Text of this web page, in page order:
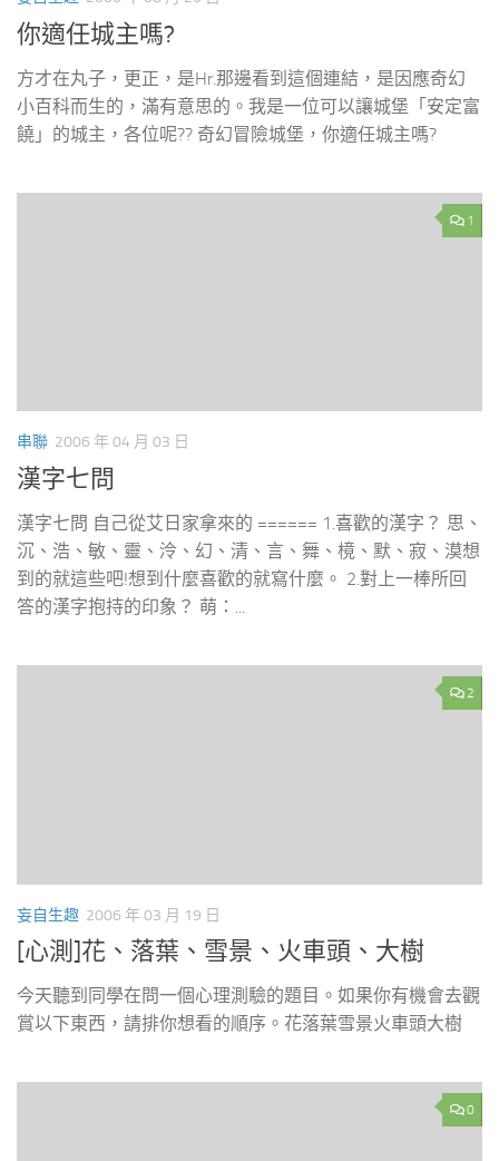
你適任城主嗎?
方才在丸子，更正，是Hr.那邊看到這個連結，是因應奇幻
小百科而生的，滿有意思的。我是一位可以讓城堡「安定富
饒」的城主，各位呢?? 奇幻冒險城堡，你適任城主嗎?
1
串聯 2006 年 04 月 03 日
漢字七問
漢字七問 自己從艾日家拿來的 ====== 1.喜歡的漢字？ 思、
沉、浩、敏、靈、泠、幻、清、言、舞、樈、默、寂、漠想
到的就這些吧!想到什麼喜歡的就寫什麼。 2.對上一棒所回
答的漢字抱持的印象？ 萌：...
2
妄自生趣 2006 年 03 月 19 日
[心測]花、落葉、雪景、火車頭、大樹
今天聽到同學在問一個心理測驗的題目。如果你有機會去觀
賞以下東西，請排你想看的順序。花落葉雪景火車頭大樹
0